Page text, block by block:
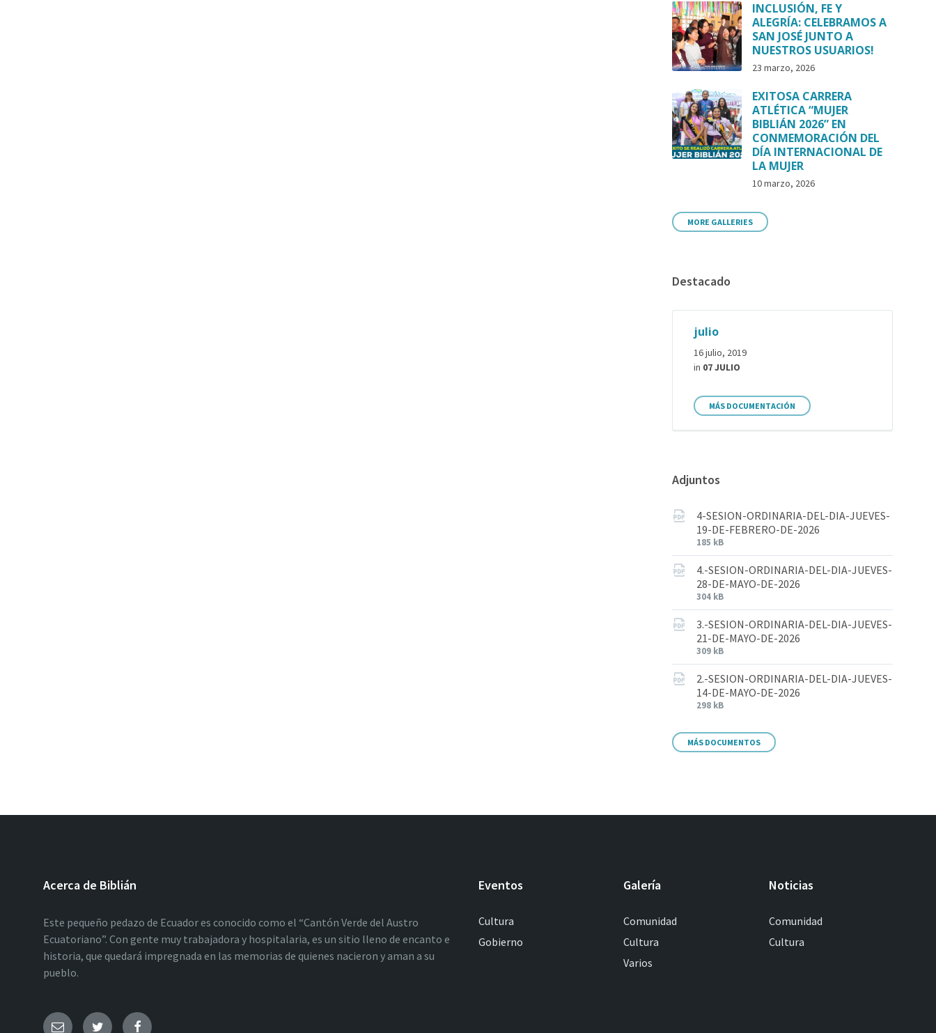
INCLUSIÓN, FE Y
ALEGRÍA: CELEBRAMOS A
SAN JOSÉ JUNTO A
NUESTROS USUARIOS!
23 marzo, 2026
EXITOSA CARRERA
ATLÉTICA “MUJER
BIBLIÁN 2026” EN
CONMEMORACIÓN DEL
DÍA INTERNACIONAL DE
LA MUJER
10 marzo, 2026
MORE GALLERIES
Destacado
julio
16 julio, 2019
in 07 JULIO
MÁS DOCUMENTACIÓN
Adjuntos
4-SESION-ORDINARIA-DEL-DIA-JUEVES-
19-DE-FEBRERO-DE-2026
185 kB
4.-SESION-ORDINARIA-DEL-DIA-JUEVES-
28-DE-MAYO-DE-2026
304 kB
3.-SESION-ORDINARIA-DEL-DIA-JUEVES-
21-DE-MAYO-DE-2026
309 kB
2.-SESION-ORDINARIA-DEL-DIA-JUEVES-
14-DE-MAYO-DE-2026
298 kB
MÁS DOCUMENTOS
Acerca de Biblián
Este pequeño pedazo de Ecuador es conocido como el “Cantón Verde del Austro
Ecuatoriano”. Con gente muy trabajadora y hospitalaria, es un sitio lleno de encanto e
historia, que quedará impregnada en las memorias de quienes nacieron y aman a su
pueblo.
Eventos
Cultura
Gobierno
Galería
Comunidad
Cultura
Varios
Noticias
Comunidad
Cultura